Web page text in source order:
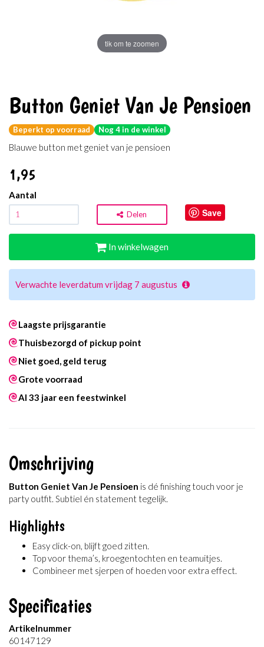
tik om te zoomen
Button Geniet Van Je Pensioen
Beperkt op voorraad Nog 4 in de winkel
Blauwe button met geniet van je pensioen
1,95
Aantal
Delen Save
In winkelwagen
Verwachte leverdatum vrijdag 7 augustus
Laagste prijsgarantie
Thuisbezorgd of pickup point
Niet goed, geld terug
Grote voorraad
Al 33 jaar een feestwinkel
Omschrijving
Button Geniet Van Je Pensioen is dé finishing touch voor je
party outfit. Subtiel én statement tegelijk.
Highlights
Easy click-on, blijft goed zitten.
Top voor thema’s, kroegentochten en teamuitjes.
Combineer met sjerpen of hoeden voor extra effect.
Specificaties
Artikelnummer
60147129